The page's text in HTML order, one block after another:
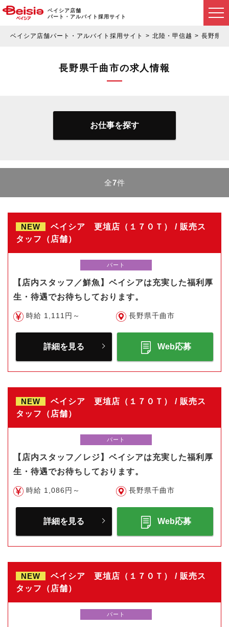
ベイシア店舗
パート・アルバイト採用サイト
ベイシア店舗パート・アルバイト採用サイト 北陸・甲信越 長野県
長野県千曲市の求人情報
お仕事を探す
全7件
NEW
ベイシア 更埴店（１７０Ｔ） / 販売ス
タッフ（店舗）
パート
【店内スタッフ／鮮魚】ベイシアは充実した福利厚
生・待遇でお待ちしております。
時給 1,111円～ 長野県千曲市
詳細を見る Web応募
NEW
ベイシア 更埴店（１７０Ｔ） / 販売ス
タッフ（店舗）
パート
【店内スタッフ／レジ】ベイシアは充実した福利厚
生・待遇でお待ちしております。
時給 1,086円～ 長野県千曲市
詳細を見る Web応募
NEW
ベイシア 更埴店（１７０Ｔ） / 販売ス
タッフ（店舗）
パート